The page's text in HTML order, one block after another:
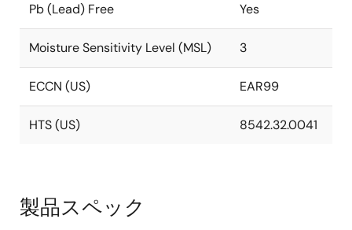
Pb (Lead) Free Yes
Moisture Sensitivity Level (MSL) 3
ECCN (US) EAR99
HTS (US) 8542.32.0041
製品スペック